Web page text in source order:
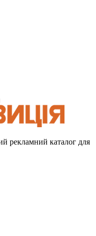
рекламний каталог для